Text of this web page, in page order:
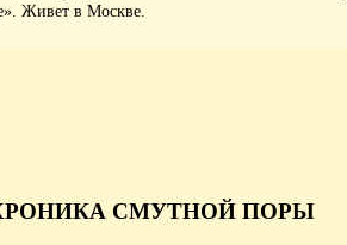
Живет в Москве.
СМУТНОЙ ПОРЫ